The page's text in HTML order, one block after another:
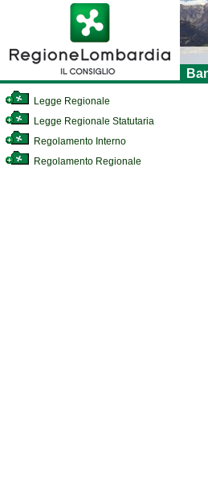
Legge Regionale
Legge Regionale Statutaria
Regolamento Interno
Regolamento Regionale